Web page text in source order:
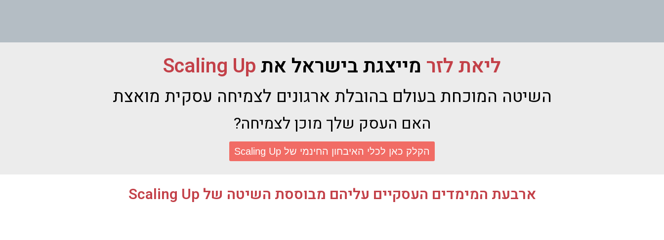
ליאת לזר מייצגת בישראל אתScaling Up
השיטה המוכחת בעולם בהובלת ארגונים לצמיחה עסקית מואצת
האם העסק שלך מוכן לצמיחה?
הקלק כאן לכלי האיבחון החינמי של Scaling Up
ארבעת המימדים העסקיים עליהם מבוססת השיטה של Scaling Up